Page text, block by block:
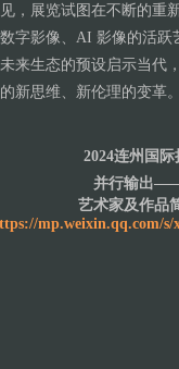
，展览试图在不断的重
字影像、AI 影像的活跃
来生态的预设启示当代
新思维、新伦理的变革。
2024连州国
并行输出
艺术家及作品
mp.weixin.qq.com/